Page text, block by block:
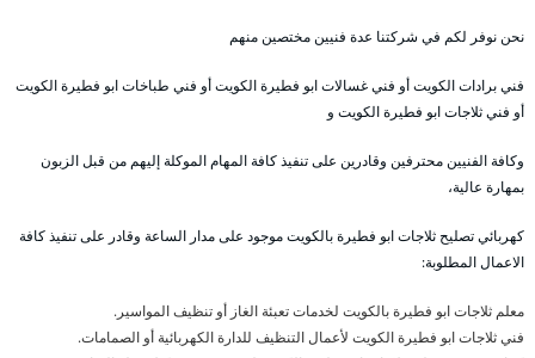
نحن نوفر لكم في شركتنا عدة فنيين مختصين منهم
فني برادات الكويت أو فني غسالات ابو فطيرة الكويت أو فني طباخات ابو فطيرة الكويت
أو فني ثلاجات ابو فطيرة الكويت و
وكافة الفنيين محترفين وقادرين على تنفيذ كافة المهام الموكلة إليهم من قبل الزبون
بمهارة عالية،
كهربائي تصليح ثلاجات ابو فطيرة بالكويت موجود على مدار الساعة وقادر على تنفيذ كافة
الاعمال المطلوبة:
معلم ثلاجات ابو فطيرة بالكويت لخدمات تعبئة الغاز أو تنظيف المواسير.
فني ثلاجات ابو فطيرة الكويت لأعمال التنظيف للدارة الكهربائية أو الصمامات.